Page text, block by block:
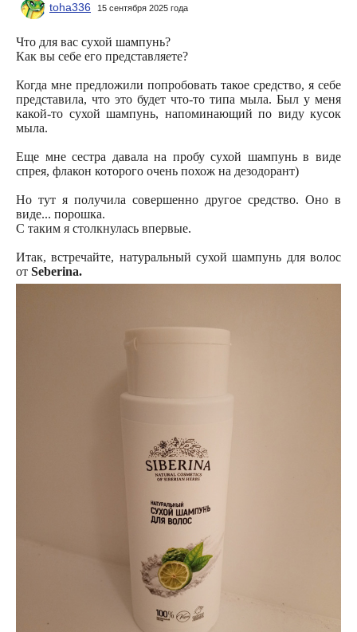
toha336 15 сентября 2025 года
Что для вас сухой шампунь?
Как вы себе его представляете?
Когда мне предложили попробовать такое средство, я себе
представила, что это будет что-то типа мыла. Был у меня
какой-то сухой шампунь, напоминающий по виду кусок
мыла.
Еще мне сестра давала на пробу сухой шампунь в виде
спрея, флакон которого очень похож на дезодорант)
Но тут я получила совершенно другое средство. Оно в
виде... порошка.
С таким я столкнулась впервые.
Итак, встречайте, натуральный сухой шампунь для волос
от Seberina.